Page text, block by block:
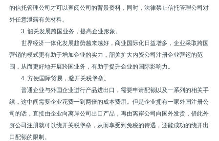
的信托管理公司才可以查阅公司的背景资料，同时，法律禁止信托管理公司对
外任意泄露有关材料。
3. 韶关发展跨国业务，提高企业形象。
世界经济一体化发展趋势越来越好，商业国际化日益增多，企业采取跨国
营销的模式更有助于增加企业的实力，韶关扩大内资公司注册企业营运的范
围，从而更好地开展跨国业务，有助于提升企业的国际影响力。
4. 方便国际贸易，避开关税堡垒。
普通企业与外国企业进行产品进出口，需要申请配额以及一系列的相关手
续，这中间需要企业花费一到两倍的成本费用。但是企业拥有一家外国注册公
司的话，直接由企业向离岸公司出口产品，再由离岸公司向国外发货，借此外
资公司注册就可以绕开关税堡垒，从而享受到免税的待遇，还能成功的绕开出
口配额的限制。